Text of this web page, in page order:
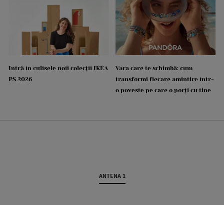
Intră în culisele noii colecții IKEA
PS 2026
Vara care te schimbă: cum
transformi fiecare amintire într-
o poveste pe care o porți cu tine
ANTENA 1